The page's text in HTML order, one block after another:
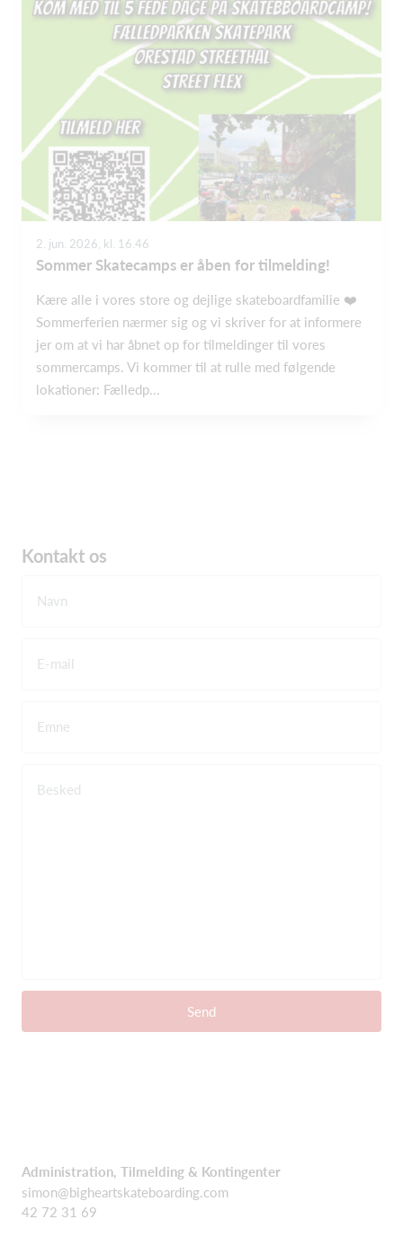
2. jun. 2026, kl. 16.46
Sommer Skatecamps er åben for tilmelding!
Kære alle i vores store og dejlige skateboardfamilie ❤️
Sommerferien nærmer sig og vi skriver for at informere
jer om at vi har åbnet op for tilmeldinger til vores
sommercamps. Vi kommer til at rulle med følgende
lokationer: Fælledp...
Kontakt os
Navn
E-mail
Emne
Besked
Send
Administration, Tilmelding & Kontingenter
simon@bigheartskateboarding.com
42 72 31 69